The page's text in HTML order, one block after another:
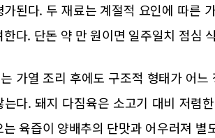
가된다. 두 재료는 계절적 요인에 따른
한다. 단돈 약 만 원이면 일주일치 점심
가열 조리 후에도 구조적 형태가 어
는다. 돼지 다짐육은 소고기 대비 저렴
는 육즙이 양배추의 단맛과 어우러져